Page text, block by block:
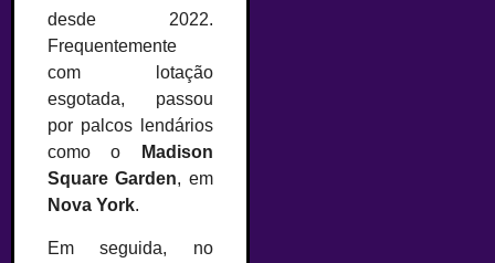
desde 2022.
Frequentemente
com lotação
esgotada, passou
por palcos lendários
como o
Madison
Square Garden, em
Nova York.
Em seguida, no